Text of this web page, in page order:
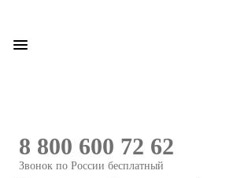
8 800 600 72 62
Звонок по России бесплатный